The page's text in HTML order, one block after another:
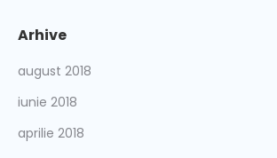
Arhive
august 2018
iunie 2018
aprilie 2018